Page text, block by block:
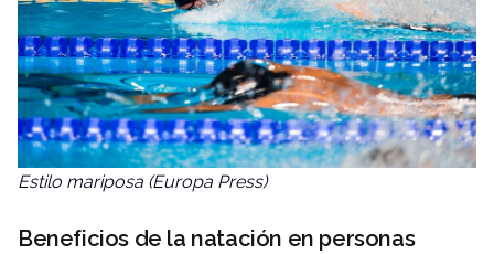
Estilo mariposa (Europa Press)
Beneficios de la natación en personas